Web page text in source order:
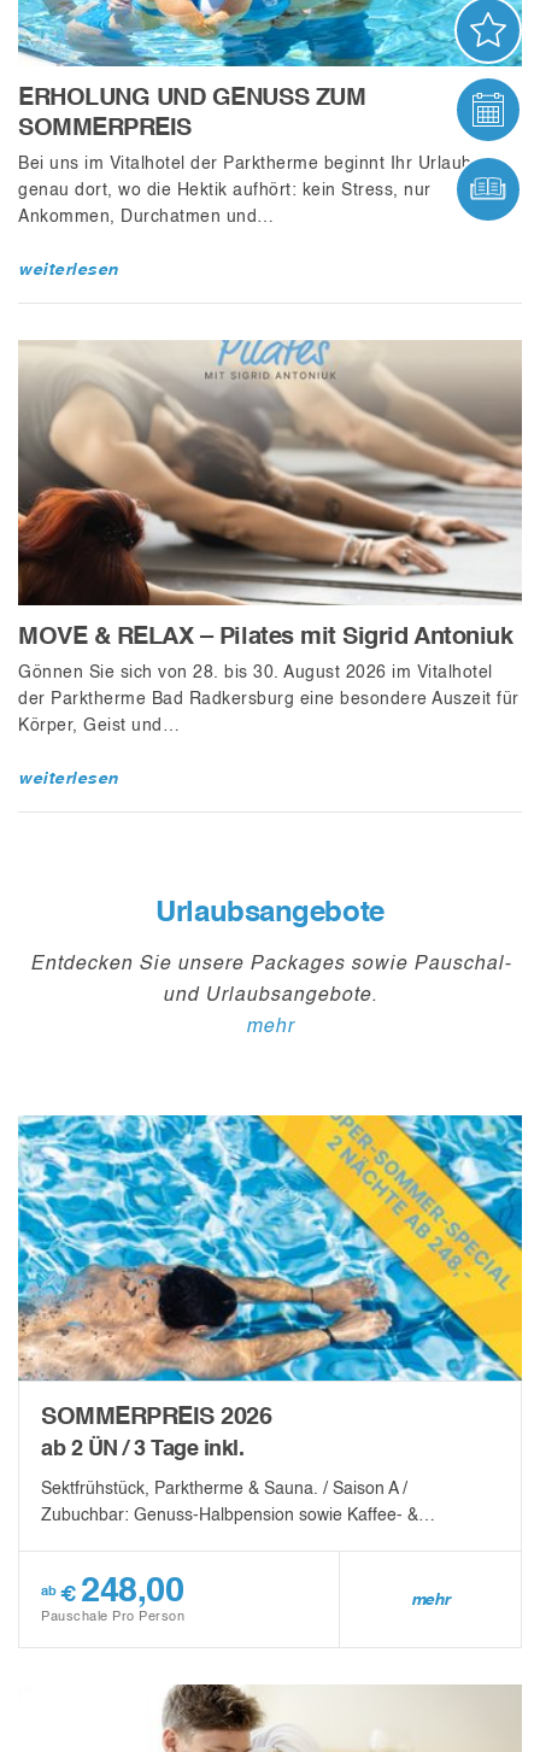
ERHOLUNG UND GENUSS ZUM
SOMMERPREIS
Bei uns im Vitalhotel der Parktherme beginnt Ihr Urlaub
genau dort, wo die Hektik aufhört: kein Stress, nur
Ankommen, Durchatmen und…
weiterlesen
MOVE & RELAX – Pilates mit Sigrid Antoniuk
Gönnen Sie sich von 28. bis 30. August 2026 im Vitalhotel
der Parktherme Bad Radkersburg eine besondere Auszeit für
Körper, Geist und…
weiterlesen
Urlaubsangebote
Entdecken Sie unsere Packages sowie Pauschal-
und Urlaubsangebote.
mehr
SOMMERPREIS 2026
ab 2 ÜN / 3 Tage inkl.
Sektfrühstück, Parktherme & Sauna. / Saison A /
Zubuchbar: Genuss-Halbpension sowie Kaffee- &…
ab € 248,00
Pauschale Pro Person
mehr